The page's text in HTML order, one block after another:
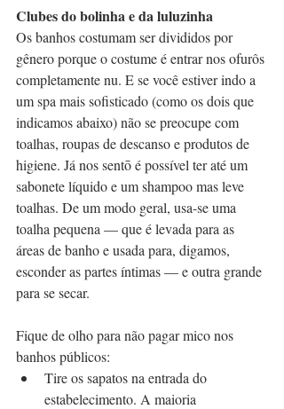
Clubes do bolinha e da luluzinha
Os banhos costumam ser divididos por
gênero porque o costume é entrar nos ofurôs
completamente nu. E se você estiver indo a
um spa mais sofisticado (como os dois que
indicamos abaixo) não se preocupe com
toalhas, roupas de descanso e produtos de
higiene. Já nos sentō é possível ter até um
sabonete líquido e um shampoo mas leve
toalhas. De um modo geral, usa-se uma
toalha pequena — que é levada para as
áreas de banho e usada para, digamos,
esconder as partes íntimas — e outra grande
para se secar.
Fique de olho para não pagar mico nos
banhos públicos:
Tire os sapatos na entrada do
estabelecimento. A maioria